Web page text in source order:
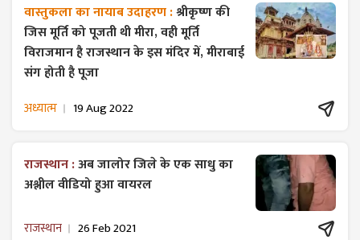
वास्तुकला का नायाब उदाहरण :श्रीकृष्ण की
जिस मूर्ति को पूजती थी मीरा, वही मूर्ति
विराजमान है राजस्थान के इस मंदिर में, मीराबाई
संग होती है पूजा
अध्यात्म 19 Aug 2022
राजस्थान :अब जालोर जिले के एक साधु का
अश्लील वीडियो हुआ वायरल
राजस्थान 26 Feb 2021